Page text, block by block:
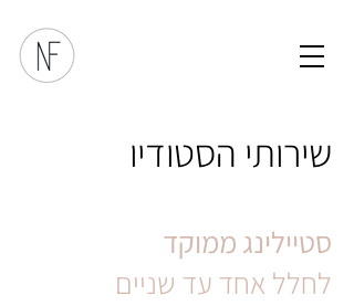
שירותי הסטודיו
סטיילינג ממוקד
לחלל אחד עד שניים